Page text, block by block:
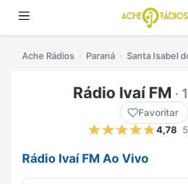
Ache Rádios Paraná Santa Isabel
Rádio Ivaí FM ·
Favoritar
4,78
Rádio Ivaí FM Ao Vivo